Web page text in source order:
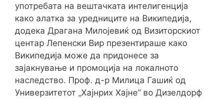
употребата на вештачката интелигенција
како алатка за уредниците на Википедија,
додека Драгана Милојевиќ од Визиторскиот
центар Лепенски Вир презентираше како
Википедија може да придонесе за
зајакнување и промоција на локалното
наследство. Проф. д-р Милица Гашиќ од
Универзитетот „Хајнрих Хајне“ во Дизелдорф